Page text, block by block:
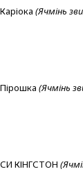
(Ячмінь
(Ячмінь
КІНГСТОН